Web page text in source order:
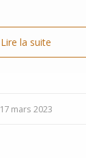
Lire la suite
17 mars 2023